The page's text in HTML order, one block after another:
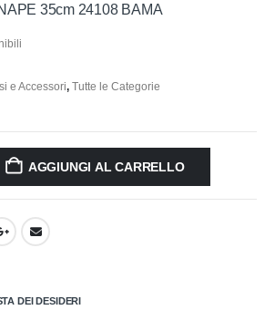
35cm 24108 BAMA
e Accessori, Tutte le Categorie
AGGIUNGI AL CARRELLO
DEI DESIDERI